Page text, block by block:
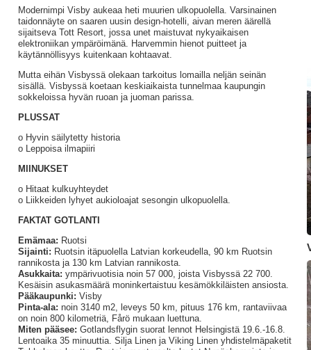
Modernimpi Visby aukeaa heti muurien ulkopuolella. Varsinainen
taidonnäyte on saaren uusin design-hotelli, aivan meren äärellä
sijaitseva Tott Resort, jossa unet maistuvat nykyaikaisen
elektroniikan ympäröimänä. Harvemmin hienot puitteet ja
käytännöllisyys kuitenkaan kohtaavat.
Mutta eihän Visbyssä olekaan tarkoitus lomailla neljän seinän
sisällä. Visbyssä koetaan keskiaikaista tunnelmaa kaupungin
sokkeloissa hyvän ruoan ja juoman parissa.
PLUSSAT
o Hyvin säilytetty historia
o Leppoisa ilmapiiri
MIINUKSET
o Hitaat kulkuyhteydet
o Liikkeiden lyhyet aukioloajat sesongin ulkopuolella.
FAKTAT GOTLANTI
Emämaa: Ruotsi
Sijainti: Ruotsin itäpuolella Latvian korkeudella, 90 km Ruotsin
rannikosta ja 130 km Latvian rannikosta.
Asukkaita: ympärivuotisia noin 57 000, joista Visbyssä 22 700.
Kesäisin asukasmäärä moninkertaistuu kesämökkiläisten ansiosta.
Pääkaupunki: Visby
Pinta-ala: noin 3140 m2, leveys 50 km, pituus 176 km, rantaviivaa
on noin 800 kilometriä, Fårö mukaan luettuna.
Miten pääsee: Gotlandsflygin suorat lennot Helsingistä 19.6.-16.8.
Lentoaika 35 minuuttia. Silja Linen ja Viking Linen yhdistelmäpaketit